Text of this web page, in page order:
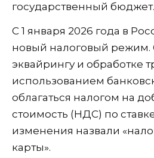
государственный бюджет.
С 1 января 2026 года в
новый налоговый
эквайрингу и обработке
использованием
облагаться налогом на
стоимость (НДС) по
изменения назвали
карты».